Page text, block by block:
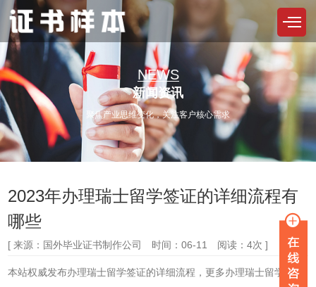
NEWS
新闻资讯
聚焦产业思维变化，关注客户核心需求
2023年办理瑞士留学签证的详细流程有
哪些
[ 来源：国外毕业证书制作公司 时间：06-11 阅读：4次 ]
本站权威发布办理瑞士留学签证的详细流程，更多办理瑞士留学签证